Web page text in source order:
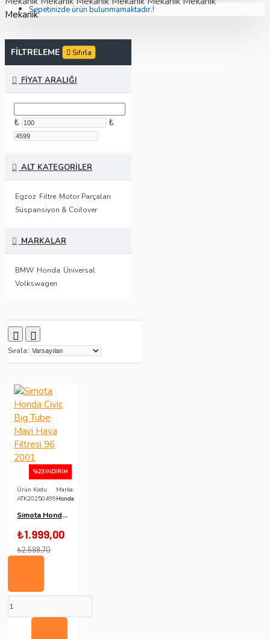
Sepetinizde ürün bulunmamaktadır.!
Mekanik
FILTRELEME Sıfırla
FIYAT ARALIĞI
₺ ₺
ALT KATEGORILER
Egzoz Filtre Motor Parçaları
Süspansiyon & Coilover
MARKALAR
BMW Honda Üniversal
Volkswagen
Sırala:
%23 İNDIRIM
Ürün Kodu:
ATK20250499
Marka:
Honda
Simota Honda Civic Big Tube Mavi Hava Filtresi 96 2001
₺1.999,00
₺2.598,70